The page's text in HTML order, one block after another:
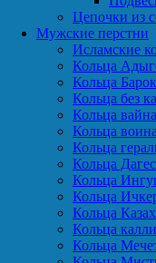
Цепочки из
Мужские перстни
Исламские
Кольца
Кольца
Кольца без
Кольца
Кольца воина
Кольца
Кольца
Кольца
Кольца
Кольца
Кольца
Кольца